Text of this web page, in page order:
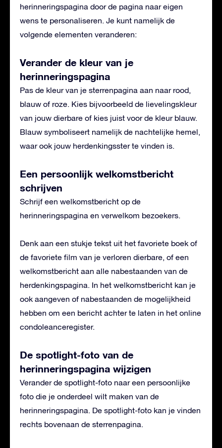
herinneringspagina door de pagina naar eigen
wens te personaliseren. Je kunt namelijk de
volgende elementen veranderen:
Verander de kleur van je
herinneringspagina
Pas de kleur van je sterrenpagina aan naar rood,
blauw of roze. Kies bijvoorbeeld de lievelingskleur
van jouw dierbare of kies juist voor de kleur blauw.
Blauw symboliseert namelijk de nachtelijke hemel,
waar ook jouw herdenkingsster te vinden is.
Een persoonlijk welkomstbericht
schrijven
Schrijf een welkomstbericht op de
herinneringspagina en verwelkom bezoekers.
Denk aan een stukje tekst uit het favoriete boek of
de favoriete film van je verloren dierbare, of een
welkomstbericht aan alle nabestaanden van de
herdenkingspagina. In het welkomstbericht kan je
ook aangeven of nabestaanden de mogelijkheid
hebben om een bericht achter te laten in het online
condoleanceregister.
De spotlight-foto van de
herinneringspagina wijzigen
Verander de spotlight-foto naar een persoonlijke
foto die je onderdeel wilt maken van de
herinneringspagina. De spotlight-foto kan je vinden
rechts bovenaan de sterrenpagina.